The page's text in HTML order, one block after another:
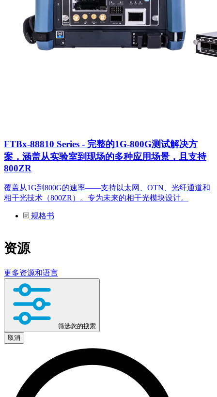
FTBx-88810 Series - 完整的1G-800G测试解决方
案，涵盖从实验室到现场的多种应用场景，且支持
800ZR
覆盖从1G到800G的速率——支持以太网、OTN、光纤通道和
相干光技术（800ZR）。专为未来的相干光模块设计。
规格书
资源
更多资源和语言
筛选您的搜索
取消